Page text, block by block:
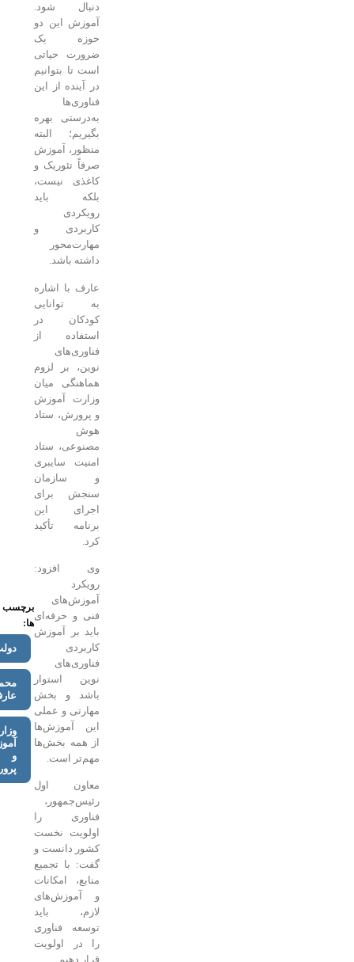
دنبال شود.
آموزش این دو
حوزه یک
ضرورت حیاتی
است تا بتوانیم
در آینده از این
به‌درستی بهره
بگیریم؛ البته
منظور، آموزش
صرفاً تئوریک و
کاغذی نیست،
بلکه باید
کاربردی و
مهارت‌محور
داشته باشد.
عارف با اشاره
به توانایی
کودکان در
استفاده از
فناوری‌های
نوین، بر لزوم
هماهنگی میان
وزارت آموزش
و پرورش، ستاد
مصنوعی، ستاد
امنیت سایبری
و سازمان
سنجش برای
اجرای این
برنامه تأکید
وی افزود:
آموزش‌های
فنی و حرفه‌ای
باید بر آموزش
فناوری‌های
نوین استوار
باشد و بخش
مهارتی و عملی
این آموزش‌ها
از همه بخش‌ها
مهم‌تر است.
معاون اول
رئیس‌جمهور،
فناوری را
اولویت نخست
کشور دانست و
گفت: با تجمیع
منابع، امکانات
و آموزش‌های
لازم، باید
توسعه فناوری
را در اولویت
قرار دهیم.
برچسب
ها:
محمدرضا
عارف
وزارت
آموزش
و